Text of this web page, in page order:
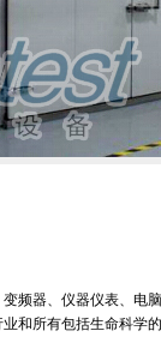
频器、仪器仪表、电
和所有包括生命科学